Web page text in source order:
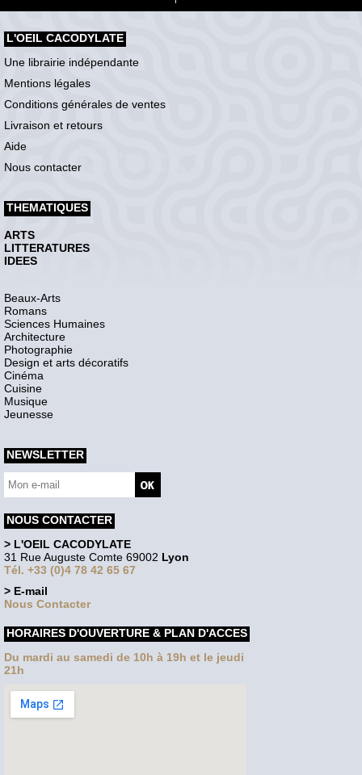
L'OEIL CACODYLATE
Une librairie indépendante
Mentions légales
Conditions générales de ventes
Livraison et retours
Aide
Nous contacter
THEMATIQUES
ARTS
LITTERATURES
IDEES
Beaux-Arts
Romans
Sciences Humaines
Architecture
Photographie
Design et arts décoratifs
Cinéma
Cuisine
Musique
Jeunesse
NEWSLETTER
NOUS CONTACTER
> L'OEIL CACODYLATE
31 Rue Auguste Comte 69002 Lyon
Tél. +33 (0)4 78 42 65 67
> E-mail
Nous Contacter
HORAIRES D'OUVERTURE & PLAN D'ACCES
Du mardi au samedi de 10h à 19h et le jeudi
21h